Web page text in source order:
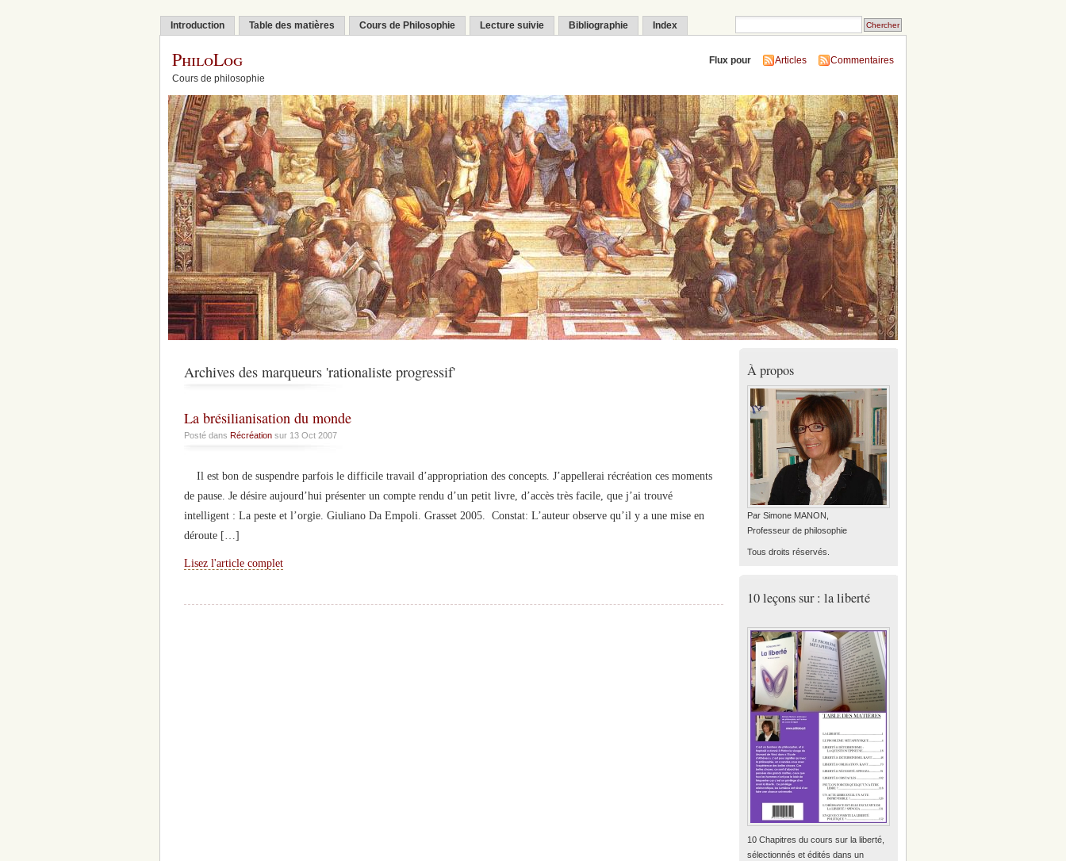
Introduction Table des matières Cours de Philosophie Lecture suivie Bibliographie Index
PhiloLog
Cours de philosophie
Flux pour Articles Commentaires
Archives des marqueurs 'rationaliste progressif'
La brésilianisation du monde
Posté dans Récréation sur 13 Oct 2007
Il est bon de suspendre parfois le difficile travail d’appropriation des concepts. J’appellerai récréation ces moments
de pause. Je désire aujourd’hui présenter un compte rendu d’un petit livre, d’accès très facile, que j’ai trouvé
intelligent : La peste et l’orgie. Giuliano Da Empoli. Grasset 2005. Constat: L’auteur observe qu’il y a une mise en
déroute […]
Lisez l'article complet
À propos
Par Simone MANON,
Professeur de philosophie
Tous droits réservés.
10 leçons sur : la liberté
10 Chapitres du cours sur la liberté,
sélectionnés et édités dans un